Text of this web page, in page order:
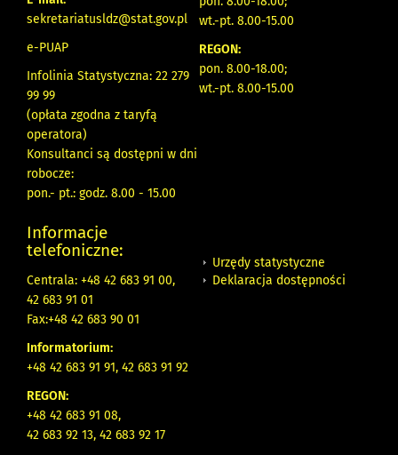
sekretariatusldz@stat.gov.pl
e-PUAP
Infolinia Statystyczna: 22 279
99 99
(opłata zgodna z taryfą
operatora)
Konsultanci są dostępni w dni
robocze:
pon.- pt.: godz. 8.00 - 15.00
wt.-pt. 8.00-15.00
REGON:
pon. 8.00-18.00;
wt.-pt. 8.00-15.00
Informacje
telefoniczne:
Centrala: +48 42 683 91 00,
42 683 91 01
Fax:+48 42 683 90 01
Informatorium:
+48 42 683 91 91, 42 683 91 92
REGON:
+48 42 683 91 08,
42 683 92 13, 42 683 92 17
Urzędy statystyczne
Deklaracja dostępności